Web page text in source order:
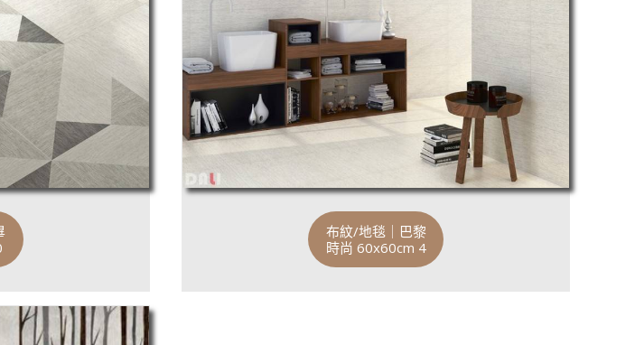
布紋/地毯｜巴黎
時尚 60x60cm 4